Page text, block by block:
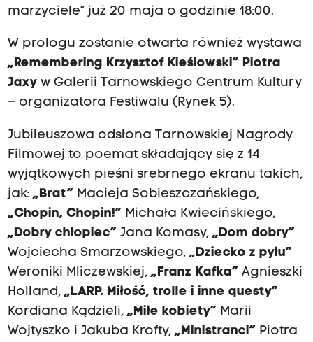
marzyciele” już 20 maja o godzinie 18:00.
W prologu zostanie otwarta również wystawa
„Remembering Krzysztof Kieślowski” Piotra
Jaxyw Galerii Tarnowskiego Centrum Kultury
– organizatora Festiwalu (Rynek 5).
Jubileuszowa odsłona Tarnowskiej Nagrody
Filmowej to poemat składający się z 14
wyjątkowych pieśni srebrnego ekranu takich,
jak: „Brat” Macieja Sobieszczańskiego,
„Chopin, Chopin!” Michała Kwiecińskiego,
„Dobry chłopiec” Jana Komasy, „Dom dobry”
Wojciecha Smarzowskiego, „Dziecko z pyłu”
Weroniki Mliczewskiej, „Franz Kafka” Agnieszki
Holland, „LARP. Miłość, trolle i inne questy”
Kordiana Kądzieli, „Miłe kobiety” Marii
Wojtyszko i Jakuba Krofty, „Ministranci” Piotra